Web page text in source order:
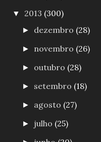
▼ 2013 (300)
► dezembro (28)
► novembro (26)
► outubro (28)
► setembro (18)
► agosto (27)
► julho (25)